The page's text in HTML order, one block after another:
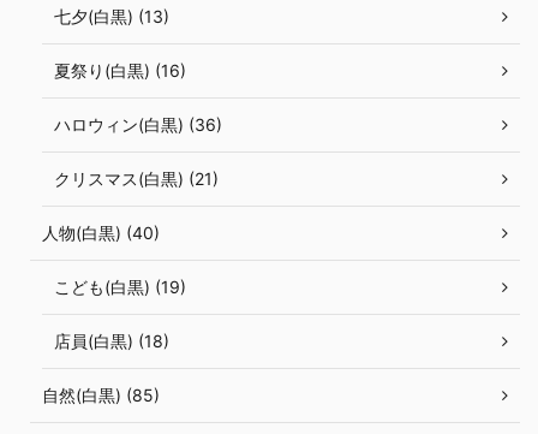
七夕(白黒) (13)
夏祭り(白黒) (16)
ハロウィン(白黒) (36)
クリスマス(白黒) (21)
人物(白黒) (40)
こども(白黒) (19)
店員(白黒) (18)
自然(白黒) (85)